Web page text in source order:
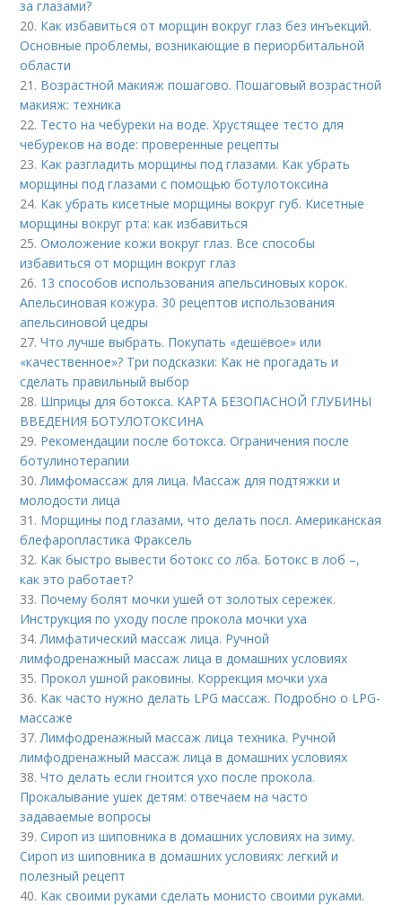
за глазами?
20. Как избавиться от морщин вокруг глаз без инъекций.
Основные проблемы, возникающие в периорбитальной
области
21. Возрастной макияж пошагово. Пошаговый возрастной
макияж: техника
22. Тесто на чебуреки на воде. Хрустящее тесто для
чебуреков на воде: проверенные рецепты
23. Как разгладить морщины под глазами. Как убрать
морщины под глазами с помощью ботулотоксина
24. Как убрать кисетные морщины вокруг губ. Кисетные
морщины вокруг рта: как избавиться
25.Омоложение кожи вокруг глаз. Все способы
избавиться от морщин вокруг глаз
26. 13 способов использования апельсиновых корок.
Апельсиновая кожура. 30 рецептов использования
апельсиновой цедры
27.Что лучше выбрать. Покупать «дешёвое» или
«качественное»? Три подсказки: Как не прогадать и
сделать правильный выбор
28. Шприцы для ботокса. КАРТА БЕЗОПАСНОЙ ГЛУБИНЫ
ВВЕДЕНИЯ БОТУЛОТОКСИНА
29. Рекомендации после ботокса. Ограничения после
ботулинотерапии
30.Лимфомассаж для лица. Массаж для подтяжки и
молодости лица
31. Морщины под глазами, что делать посл. Американская
блефаропластика Фраксель
32. Как быстро вывести ботокс со лба. Ботокс в лоб –,
как это работает?
33. Почему болят мочки ушей от золотых сережек.
Инструкция по уходу после прокола мочки уха
34.Лимфатический массаж лица. Ручной
лимфодренажный массаж лица в домашних условиях
35. Прокол ушной раковины. Коррекция мочки уха
36. Как часто нужно делать LPG массаж. Подробно о LPG-
массаже
37.Лимфодренажный массаж лица техника. Ручной
лимфодренажный массаж лица в домашних условиях
38.Что делать если гноится ухо после прокола.
Прокалывание ушек детям: отвечаем на часто
задаваемые вопросы
39.Сироп из шиповника в домашних условиях на зиму.
Сироп из шиповника в домашних условиях: легкий и
полезный рецепт
40. Как своими руками сделать монисто своими руками.